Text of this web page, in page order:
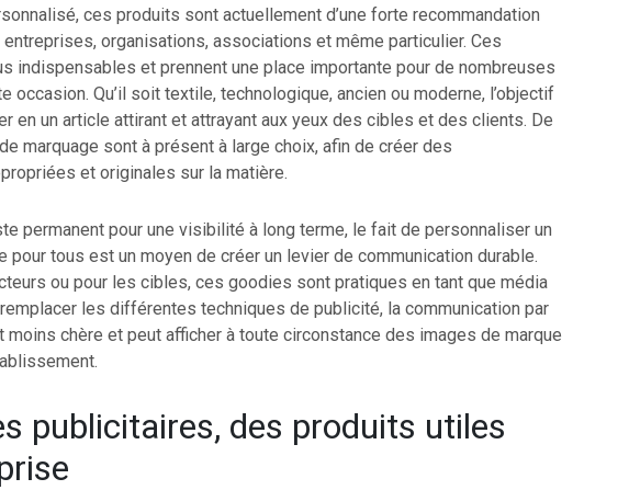
ces produits sont actuellement d’une forte recommandation
organisations, associations et même particulier. Ces
indispensables et prennent une place importante pour de nombreuses
occasion. Qu’il soit textile, technologique, ancien ou moderne, l’objectif
en un article attirant et attrayant aux yeux des cibles et des clients. De
marquage sont à présent à large choix, afin de créer des
et originales sur la matière.
permanent pour une visibilité à long terme, le fait de personnaliser un
pour tous est un moyen de créer un levier de communication durable.
ou pour les cibles, ces goodies sont pratiques en tant que média
les différentes techniques de publicité, la communication par
moins chère et peut afficher à toute circonstance des images de marque
publicitaires, des produits utiles